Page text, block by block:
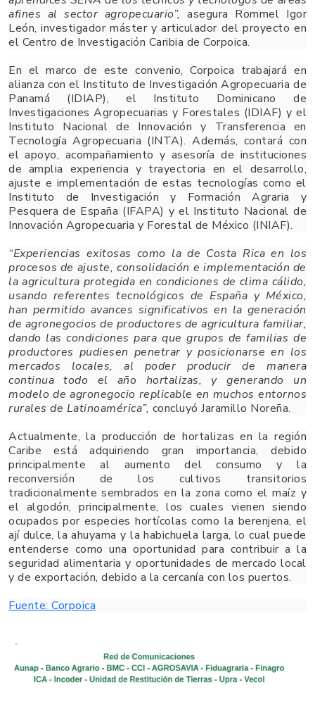
afines al sector agropecuario”,asegura Rommel Igor
León, investigador máster y articulador del proyecto en
el Centro de Investigación Caribia de Corpoica.
En el marco de este convenio, Corpoica trabajará en
alianza con el Instituto de Investigación Agropecuaria de
Panamá (IDIAP), el Instituto Dominicano de
Investigaciones Agropecuarias y Forestales (IDIAF) y el
Instituto Nacional de Innovación y Transferencia en
Tecnología Agropecuaria (INTA). Además, contará con
el apoyo, acompañamiento y asesoría de instituciones
de amplia experiencia y trayectoria en el desarrollo,
ajuste e implementación de estas tecnologías como el
Instituto de Investigación y Formación Agraria y
Pesquera de España (IFAPA) y el Instituto Nacional de
Innovación Agropecuaria y Forestal de México (INIAF).
“Experiencias exitosas como la de Costa Rica en los
procesos de ajuste, consolidación e implementación de
la agricultura protegida en condiciones de clima cálido,
usando referentes tecnológicos de España y México,
han permitido avances significativos en la generación
de agronegocios de productores de agricultura familiar,
dando las condiciones para que grupos de familias de
productores pudiesen penetrar y posicionarse en los
mercados locales, al poder producir de manera
continua todo el año hortalizas, y generando un
modelo de agronegocio replicable en muchos entornos
rurales de Latinoamérica”, concluyó Jaramillo Noreña.
Actualmente, la producción de hortalizas en la región
Caribe está adquiriendo gran importancia, debido
principalmente al aumento del consumo y la
reconversión de los cultivos transitorios
tradicionalmente sembrados en la zona como el maíz y
el algodón, principalmente, los cuales vienen siendo
ocupados por especies hortícolas como la berenjena, el
ají dulce, la ahuyama y la habichuela larga, lo cual puede
entenderse como una oportunidad para contribuir a la
seguridad alimentaria y oportunidades de mercado local
y de exportación, debido a la cercanía con los puertos.
Fuente: Corpoica